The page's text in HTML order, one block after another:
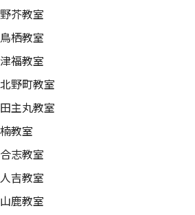
野芥教室
鳥栖教室
津福教室
北野町教室
田主丸教室
楠教室
合志教室
人吉教室
山鹿教室